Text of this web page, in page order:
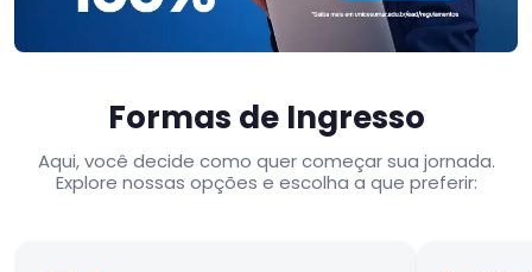
Formas de Ingresso
Aqui, você decide como quer começar sua jornada.
Explore nossas opções e escolha a que preferir: